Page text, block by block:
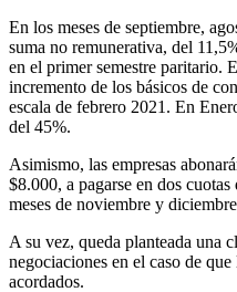
En los meses de septiembre,
suma no remunerativa, del
en el primer semestre paritario.
incremento de los básicos de
escala de febrero 2021. En
del 45%.
Asimismo, las empresas
$8.000, a pagarse en dos
meses de noviembre y
A su vez, queda planteada una
negociaciones en el caso de
acordados.